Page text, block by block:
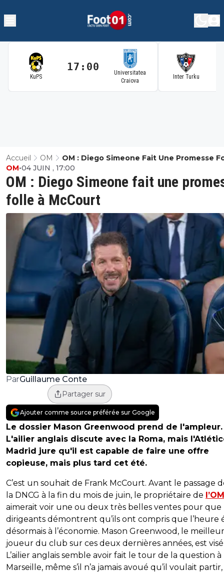
KuPS
17:00
Universitatea
Craiova
Inter Turku
Accueil OM
OM : Diego Simeone Fait Une Promesse
McCourt
OM : Diego Simeone fait une
folle à McCourt
OM•04 JUIN , 17:00
ParGuillaume Conte
Partager sur
Ajouter comme source préférée sur Google
Le dossier Mason Greenwood prend de l'ampleur.
L'ailier anglais discute avec la Roma, mais
Madrid jure qu'il est capable de faire une offre
copieuse, mais plus tard cet été.
C’est un souhait de Frank McCourt. Avant le passage
la DNCG à la fin du mois de juin, le propriétaire de l’OM
aimerait voir une ou deux très belles ventes pour que
dirigeants démontrent qu’ils ont compris que l’heure
désormais à l’économie. Mason Greenwood, le meilleur
joueur du club sur ces deux dernières années, est
L’ailier anglais semble avoir fait le tour de la question à
Marseille, même s’il n’a jamais avoué qu’il voulait partir,